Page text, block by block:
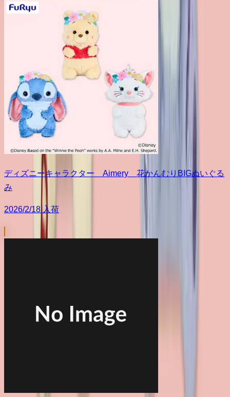
ディズニーキャラクター Aimery 花かんむりBIGぬいぐる
み
2026/2/18 入荷